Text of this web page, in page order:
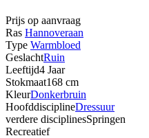
Prijs op aanvraag
Ras Hannoveraan
Type Warmbloed
GeslachtRuin
Leeftijd4 Jaar
Stokmaat168 cm
KleurDonkerbruin
HoofddisciplineDressuur
verdere disciplinesSpringen
Recreatief